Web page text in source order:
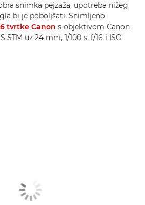
snimka pejzaža, upotreba nižeg
bi je poboljšati. Snimljeno
tvrtke Canon s objektivom Canon
STM uz 24 mm, 1/100 s, f/16 i ISO